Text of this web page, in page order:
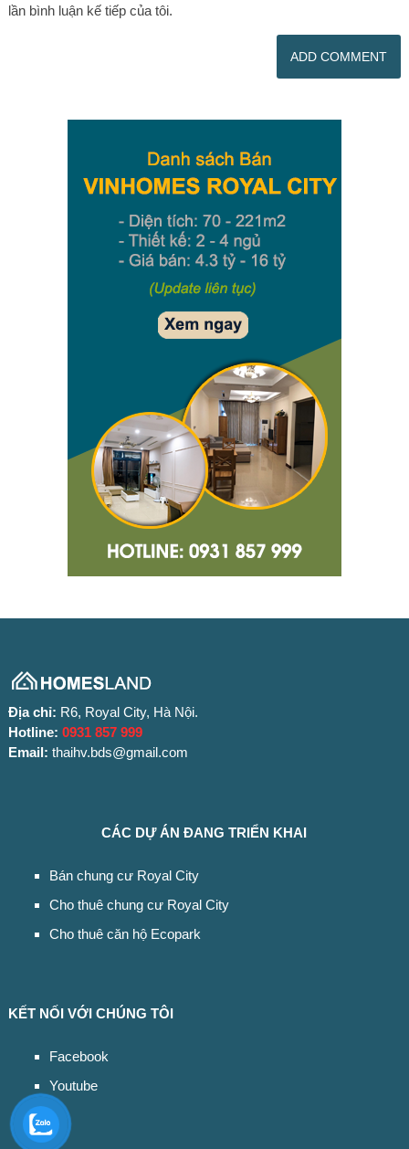
lần bình luận kế tiếp của tôi.
Địa chỉ: R6, Royal City, Hà Nội.
Hotline: 0931 857 999
Email: thaihv.bds@gmail.com
CÁC DỰ ÁN ĐANG TRIỂN KHAI
Bán chung cư Royal City
Cho thuê chung cư Royal City
Cho thuê căn hộ Ecopark
KẾT NỐI VỚI CHÚNG TÔI
Facebook
Youtube